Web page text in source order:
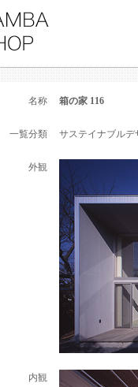
名称 箱の家 116
一覧分類 サステイナブルデ
外観
内観